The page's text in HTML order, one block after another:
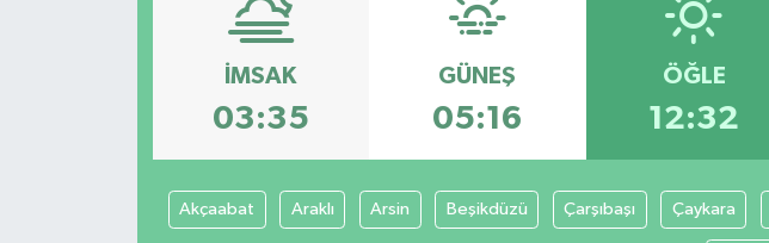
İMSAK
03:35
GÜNEŞ
05:16
ÖĞLE
12:32
Akçaabat Araklı Arsin Beşikdüzü Çarşıbaşı Çaykara